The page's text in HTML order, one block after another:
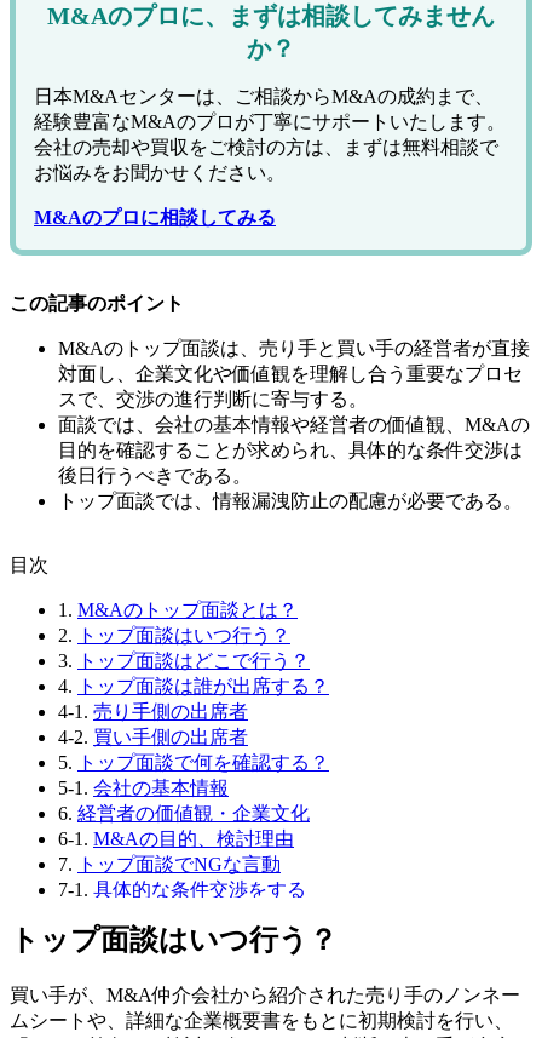
M&Aのプロに、まずは相談してみません
か？
日本M&Aセンターは、ご相談からM&Aの成約まで、
経験豊富なM&Aのプロが丁寧にサポートいたします。
会社の売却や買収をご検討の方は、まずは無料相談で
お悩みをお聞かせください。
M&Aのプロに相談してみる
この記事のポイント
M&Aのトップ面談は、売り手と買い手の経営者が直接
対面し、企業文化や価値観を理解し合う重要なプロセ
スで、交渉の進行判断に寄与する。
面談では、会社の基本情報や経営者の価値観、M&Aの
目的を確認することが求められ、具体的な条件交渉は
後日行うべきである。
トップ面談では、情報漏洩防止の配慮が必要である。
⽬次
1. M&Aのトップ面談とは？
2.
トップ面談はいつ行う？
3.
トップ面談はどこで行う？
4.
トップ面談は誰が出席する？
4-1. 売り手側の出席者
4-2. 買い手側の出席者
5.
トップ面談で何を確認する？
5-1. 会社の基本情報
6. 経営者の価値観・企業文化
6-1. M&Aの目的、検討理由
7.
トップ面談でNGな言動
7-1. 具体的な条件交渉をする
7-3.虚偽の情報を伝える
7-5.
高圧的な態度で接する
8.トップ面談の事前準備
トップ面談はいつ行う？
買い手が、M&A仲介会社から紹介された売り手のノンネー
ムシートや、詳細な企業概要書をもとに初期検討を行い、